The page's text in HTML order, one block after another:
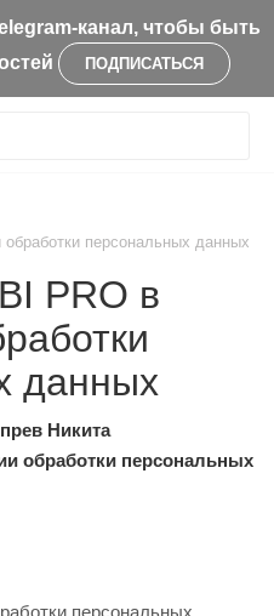
канал, чтобы быть
ПОДПИСАТЬСЯ
персональных данных
PRO в
данных
Никита
обработки персональных
персональных